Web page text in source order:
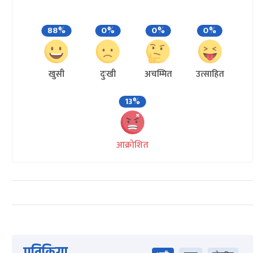
88%
खुसी
0%
दुःखी
0%
अचम्मित
0%
उत्साहित
13%
आक्रोशित